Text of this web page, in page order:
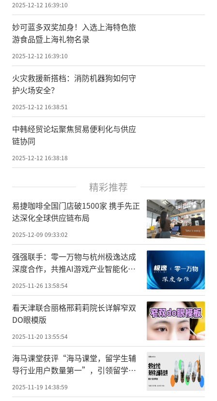
2025-12-12 16:39:10
妙可蓝多双奖加身！入选上海特色旅
游食品暨上海礼物名录
2025-12-12 16:39:10
火灾救援新搭档：消防机器狗如何守
护火场安全？
2025-12-12 16:38:51
中韩经贸论坛聚焦贸易便利化与供应
链协同
2025-12-12 16:38:18
精彩推荐
易捷咖啡全国门店破1500家 携手先正
达深化全球供应链布局
2025-12-09 09:33:02
强强联手：零一万物与杭州极逸达成
深度合作，共推AI游戏产业智能化升
2025-11-26 13:58:54
看天津联合丽格邢莉莉院长详解窄双
DO眼模版
2025-11-20 13:55:54
海马课堂获评“海马课堂，留学生辅
导行业用户数量第一”，引领留学生
辅导赛道高速发展
2025-11-19 14:38:59